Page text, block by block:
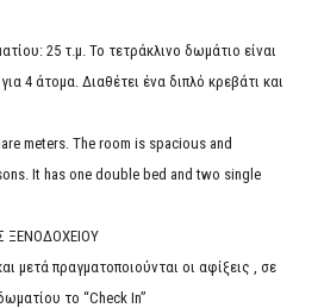
25 τ.μ. Το τετράκλινο δωμάτιο είναι
4 άτομα. Διαθέτει ένα διπλό κρεβάτι και
meters. The room is spacious and
It has one double bed and two single
ΞΕΝΟΔΟΧΕΙΟΥ
μετά πραγματοποιούνται οι αφίξεις , σε
το “Check In”